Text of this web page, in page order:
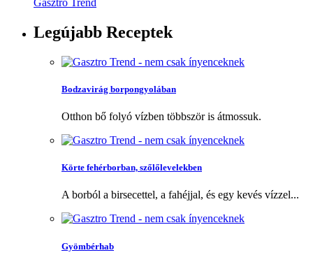
Legújabb Receptek
Bodzavirág borpongyolában
Otthon bő folyó vízben többször is átmossuk.
Körte fehérborban, szőlőlevelekben
A borból a birsecettel, a fahéjjal, és egy kevés vízzel...
Gyömbérhab